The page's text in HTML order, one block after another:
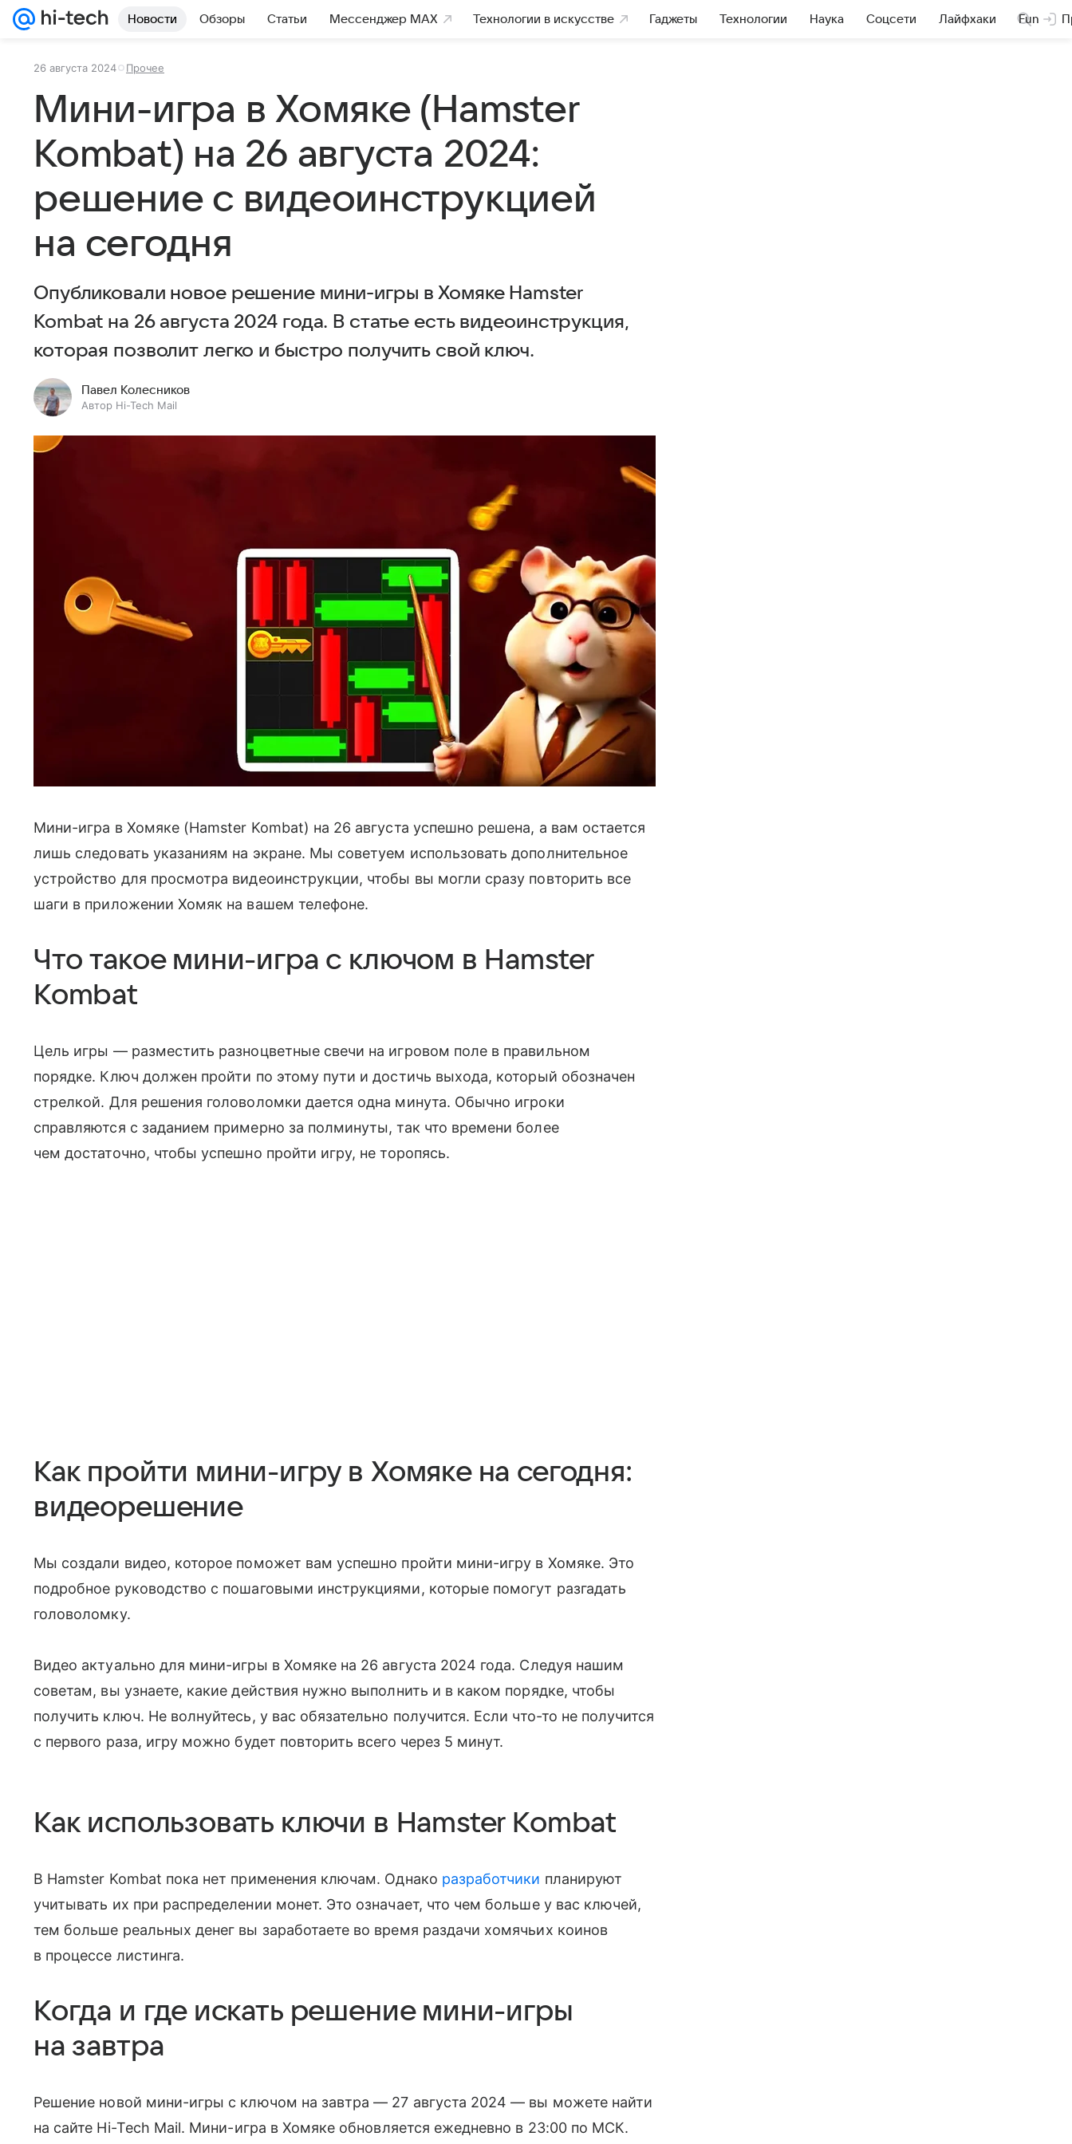
Новости Обзоры Статьи Мессенджер MAX Технологии в искусстве Гаджеты Технологии Наука Соцсети Лайфхаки Fun
26 августа 2024 Прочее
Мини-игра в Хомяке (Hamster
Kombat) на 26 августа 2024:
решение с видеоинструкцией
на сегодня
Опубликовали новое решение мини-игры в Хомяке Hamster
Kombat на 26 августа 2024 года. В статье есть видеоинструкция,
которая позволит легко и быстро получить свой ключ.
Павел Колесников
Автор Hi-Tech Mail
Мини-игра в Хомяке (Hamster Kombat) на 26 августа успешно решена, а вам остается
лишь следовать указаниям на экране. Мы советуем использовать дополнительное
устройство для просмотра видеоинструкции, чтобы вы могли сразу повторить все
шаги в приложении Хомяк на вашем телефоне.
Что такое мини-игра с ключом в Hamster
Kombat
Цель игры — разместить разноцветные свечи на игровом поле в правильном
порядке. Ключ должен пройти по этому пути и достичь выхода, который обозначен
стрелкой. Для решения головоломки дается одна минута. Обычно игроки
справляются с заданием примерно за полминуты, так что времени более
чем достаточно, чтобы успешно пройти игру, не торопясь.
Как пройти мини-игру в Хомяке на сегодня:
видеорешение
Мы создали видео, которое поможет вам успешно пройти мини-игру в Хомяке. Это
подробное руководство с пошаговыми инструкциями, которые помогут разгадать
головоломку.
Видео актуально для мини-игры в Хомяке на 26 августа 2024 года. Следуя нашим
советам, вы узнаете, какие действия нужно выполнить и в каком порядке, чтобы
получить ключ. Не волнуйтесь, у вас обязательно получится. Если что-то не получится
с первого раза, игру можно будет повторить всего через 5 минут.
Как использовать ключи в Hamster Kombat
В Hamster Kombat пока нет применения ключам. Однако разработчики планируют
учитывать их при распределении монет. Это означает, что чем больше у вас ключей,
тем больше реальных денег вы заработаете во время раздачи хомячьих коинов
в процессе листинга.
Когда и где искать решение мини-игры
на завтра
Решение новой мини-игры с ключом на завтра — 27 августа 2024 — вы можете найти
на сайте Hi-Tech Mail. Мини-игра в Хомяке обновляется ежедневно в 23:00 по МСК.